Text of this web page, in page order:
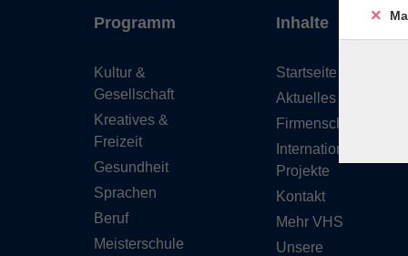
Programm
Kultur &
Gesellschaft
Kreatives &
Freizeit
Gesundheit
Sprachen
Beruf
Meisterschule
Inhalte
Startseite
Aktuelles
Firmenschulungen
Internationale
Projekte
Kontakt
Mehr VHS
Unsere